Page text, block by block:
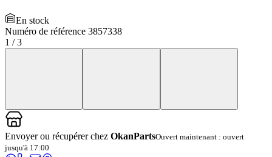
En stock
Numéro de référence 3857338
1 /3
Envoyer ou récupérer chez OkanPartsOuvert maintenant : ouvert
jusqu'à 17:00